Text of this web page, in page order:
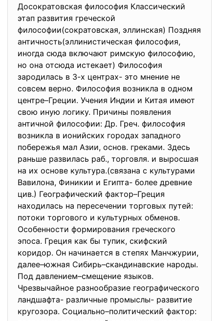
Досократовская философия Классический
этап развития греческой
философии(сократовская, эллинская) Поздняя
античность(эллинистическая философия,
иногда сюда включают римскую философию,
но она отсюда истекает) Философия
зародилась в 3-х центрах- это мнение не
совсем верно. Философия возникла в одном
центре–Греции. Учения Индии и Китая имеют
свою иную логику. Причины появления
античной философии: Др. Греч. философия
возникла в ионийских городах западного
побережья мал Азии, основ. греками. Здесь
раньше развилась раб., торговля. и выросшая
на их основе культура.(связана с культурами
Вавилона, Финикии и Египта- более древние
цив.) Географический фактор–Греция
находилась на пересечении торговых путей:
потоки торгового и культурных обменов.
Особенности формирования греческого
эпоса. Греция как бы тупик, скифский
коридор. Он начинается в степях Манчжурии,
далее–южная Сибирь–скандинавские народы.
Под давлением–смещение языков.
Чрезвычайное разнообразие географического
ландшафта- различные промыслы- развитие
кругозора. Социально–политический фактор: